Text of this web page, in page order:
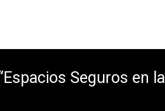
Seguros en la